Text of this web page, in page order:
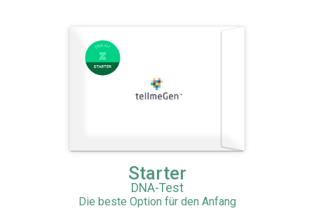
Starter
DNA-Test
Die beste Option für den Anfang